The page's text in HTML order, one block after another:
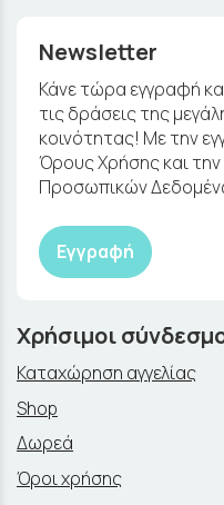
Newsletter
Κάνε τώρα εγγραφή
τις δράσεις της
κοινότητας! Με την
Όρους Χρήσης και την
Προσωπικών
Εγγραφή
Χρήσιμοι
Καταχώρηση αγγελίας
Shop
Δωρεά
Όροι χρήσης